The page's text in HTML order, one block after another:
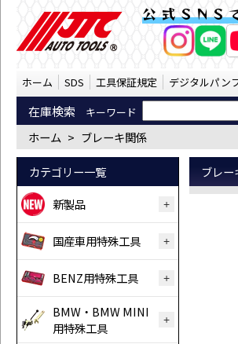
ブレーキ関係 （SST
公式SNS
ホーム SDS 工具保証規定 デジタルパン
在庫検索 キーワード
ホーム > ブレーキ関係
カテゴリー一覧
新製品
国産車用特殊工具
BENZ用特殊工具
BMW・BMW MINI
用特殊工具
ブレー
AI商品コ
オンライン